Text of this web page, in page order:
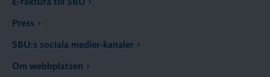
Press
SBU:s sociala medier-kanaler
Om webbplatsen